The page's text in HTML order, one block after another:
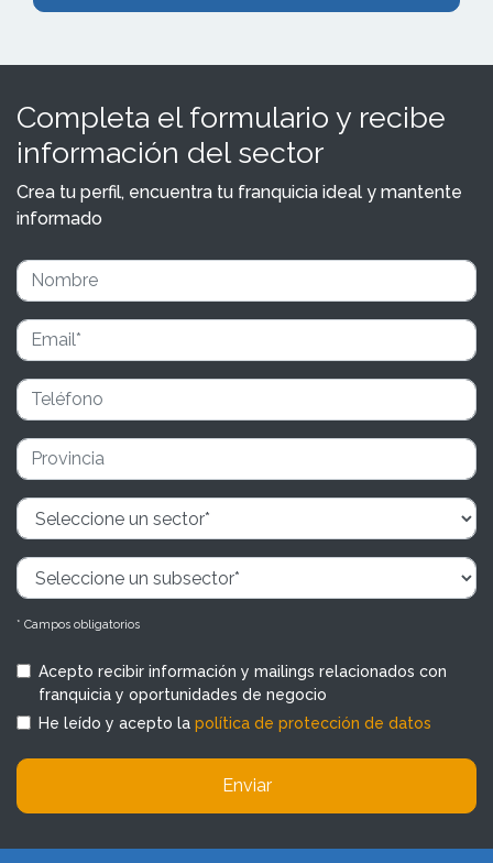
Completa el formulario y recibe
información del sector
Crea tu perfil, encuentra tu franquicia ideal y mantente
informado
* Campos obligatorios
Acepto recibir información y mailings relacionados con
franquicia y oportunidades de negocio
He leído y acepto la política de protección de datos
Enviar